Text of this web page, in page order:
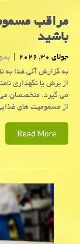
مراقب
باشید
جولای 30, 2026 |
به گزارش آنی غذا به
از برش یا نگهداری
می گیرد. متخصصان می
از مسمومیت های
Read More